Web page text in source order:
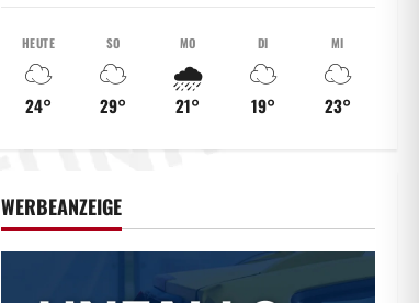
HEUTE
☁️
24°
SO
☁️
29°
MO
🌧️
21°
DI
☁️
19°
MI
☁️
23°
WERBEANZEIGE